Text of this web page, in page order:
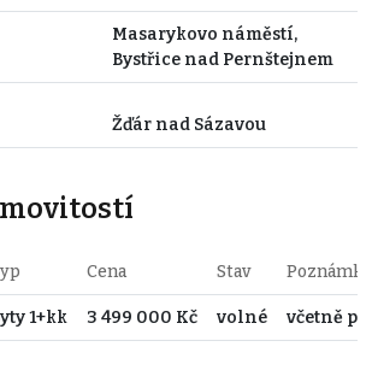
Masarykovo náměstí,
Bystřice nad Pernštejnem
Žďár nad Sázavou
Cena Stav Poznámka
1+kk 3 499 000 Kč volné včetně